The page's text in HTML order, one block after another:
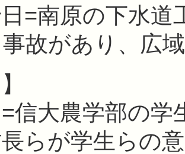
=南原の下水道
故があり、広
信大農学部の学
らが学生らの